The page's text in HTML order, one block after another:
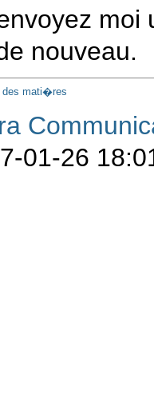
nouveau.
des mati�res
01-26